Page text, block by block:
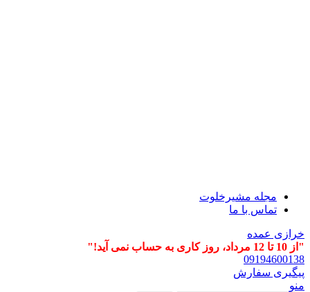
مجله مشیرخلوت
تماس با ما
خرازی عمده
"از 10 تا 12 مرداد، روز کاری به حساب نمی آید!"
09194600138
پیگیری سفارش
منو